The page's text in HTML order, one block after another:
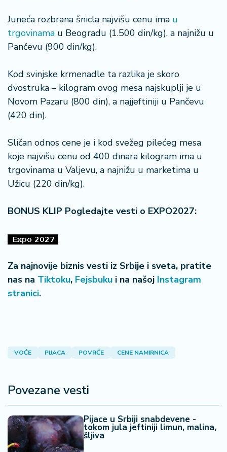
Juneća rozbrana šnicla najvišu cenu ima u
trgovinama u Beogradu (1.500 din/kg), a najnižu u
Pančevu (900 din/kg).
Kod svinjske krmenadle ta razlika je skoro
dvostruka – kilogram ovog mesa najskuplji je u
Novom Pazaru (800 din), a najjeftiniji u Pančevu
(420 din).
Sličan odnos cene je i kod svežeg pilećeg mesa
koje najvišu cenu od 400 dinara kilogram ima u
trgovinama u Valjevu, a najnižu u marketima u
Užicu (220 din/kg).
BONUS KLIP Pogledajte vesti o EXPO2027:
Za najnovije biznis vesti iz Srbije i sveta, pratite
nas na Tiktoku, Fejsbuku i na našoj Instagram
stranici.
VOĆE PIJACA POVRĆE CENE NAMIRNICA
Povezane vesti
Pijace u Srbiji snabdevene -
tokom jula jeftiniji limun, malina,
šljiva